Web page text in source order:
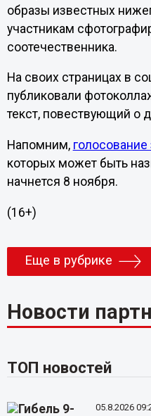
образы известных
участникам
соотечественника.
На своих страницах в
публиковали
текст, повествующий о
Напомним, голосование
которых может быть
начнется 8 ноября.
(16+)
Еще в рубрике
Новости
ТОП новостей
05.8.2026